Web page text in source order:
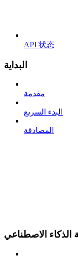
API 状态
البداية
مقدمة
البدء السريع
المصادقة
الذكاء الاصطناعي